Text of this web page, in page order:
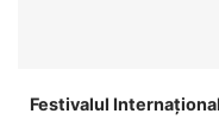
Festivalul